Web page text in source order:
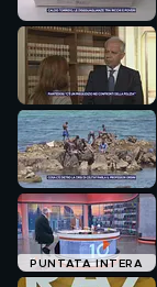
PUNTATA INTERA